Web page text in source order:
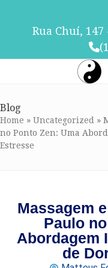
contentRua Chuí, 147
Blog
Home » Uncategorized »
no Ponto Zen: Uma
Estresse
Massagem
Paulo
Abordagem
de